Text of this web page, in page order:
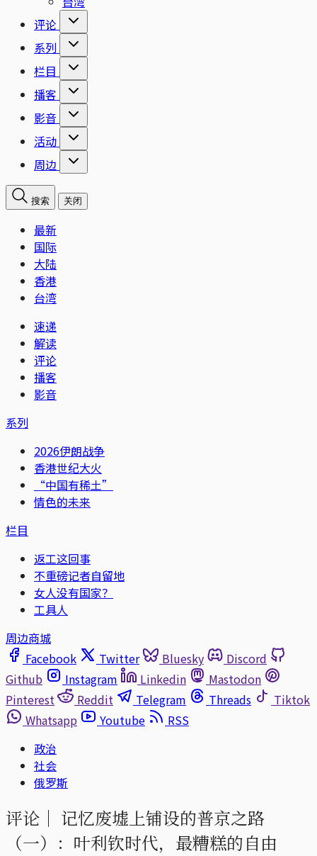
评论
系列
栏目
播客
影音
活动
周边
搜索 关闭
最新
国际
大陆
香港
台湾
速递
解读
评论
播客
影音
系列
2026伊朗战争
香港世纪大火
“中国有稀土”
情色的未来
栏目
返工这回事
不重磅记者自留地
女人没有国家？
工具人
周边商城
Facebook
Twitter Bluesky
Discord
Github
Instagram Linkedin
Mastodon
Pinterest
Reddit Telegram Threads
Tiktok
Whatsapp
Youtube
RSS
政治
社会
俄罗斯
评论｜ 记忆废墟上铺设的普京之路
（一）：叶利钦时代，最糟糕的自由